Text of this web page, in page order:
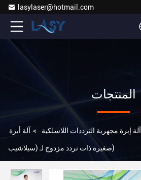
lasylaser@hotmail.com
المنتجات
آلة إبرة مجهرية الترددات اللاسلكية > آلة أبرة
صغيرة ذات تردد مزدوج لـ (سيلاشيب)